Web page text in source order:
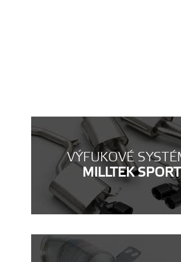
VÝFUKOVÉ
MILLTEK SPORT